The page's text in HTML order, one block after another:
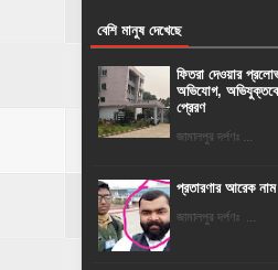
বেশি মানুষ দেখেছে
ফিতরা দেওয়ার
অভিযোগ,
প্রেরণ
জামালপুর দর্পণঃ ...
প্রতারণার আরেক
জামালপুর দর্পণঃ ...